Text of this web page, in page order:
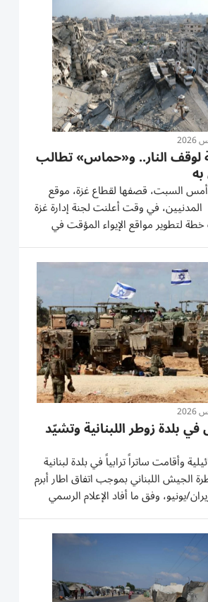
لوقف النار.. و«حماس» تطالب
السبت، قصفها لقطاع غزة، موقع
المدنيين، في وقت أعلنت لجنة إدارة غزة
لتطوير مواقع الإيواء المؤقت في
النازحين، فيما أكدت «حماس»
غزة شرط التزام إسرائيل به، بينما
بلدة زوطر اللبنانية وتشيّد
وأقامت ساتراً ترابياً في بلدة لبنانية
اللبناني بموجب اتفاق اطار أبرم
يونيو، وفق ما أفاد الإعلام الرسمي
المنطقة السبت. وأوردت الوكالة
«توغلت قوة من جيش الاحتلال...